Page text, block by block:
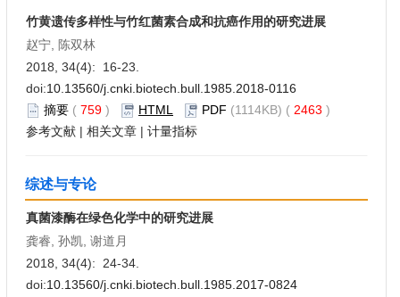
竹黄遗传多样性与竹红菌素合成和抗癌作用的研究进展
赵宁, 陈双林
2018, 34(4): 16-23.
doi:10.13560/j.cnki.biotech.bull.1985.2018-0116
摘要 ( 759 ) HTML PDF (1114KB) ( 2463 )
参考文献 | 相关文章 | 计量指标
综述与专论
真菌漆酶在绿色化学中的研究进展
龚睿, 孙凯, 谢道月
2018, 34(4): 24-34.
doi:10.13560/j.cnki.biotech.bull.1985.2017-0824